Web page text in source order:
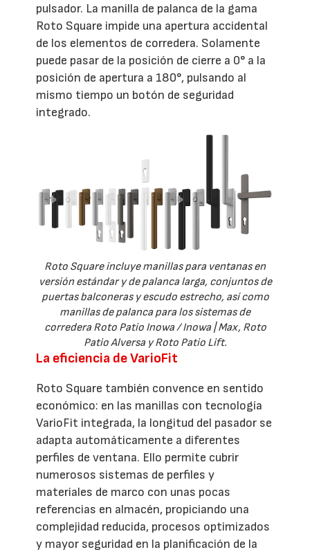
pulsador. La manilla de palanca de la gama
Roto Square impide una apertura accidental
de los elementos de corredera. Solamente
puede pasar de la posición de cierre a 0° a la
posición de apertura a 180°, pulsando al
mismo tiempo un botón de seguridad
integrado.
Roto Square incluye manillas para ventanas en
versión estándar y de palanca larga, conjuntos de
puertas balconeras y escudo estrecho, así como
manillas de palanca para los sistemas de
corredera Roto Patio Inowa / Inowa | Max, Roto
Patio Alversa y Roto Patio Lift.
La eficiencia de VarioFit
Roto Square también convence en sentido
económico: en las manillas con tecnología
VarioFit integrada, la longitud del pasador se
adapta automáticamente a diferentes
perfiles de ventana. Ello permite cubrir
numerosos sistemas de perfiles y
materiales de marco con unas pocas
referencias en almacén, propiciando una
complejidad reducida, procesos optimizados
y mayor seguridad en la planificación de la